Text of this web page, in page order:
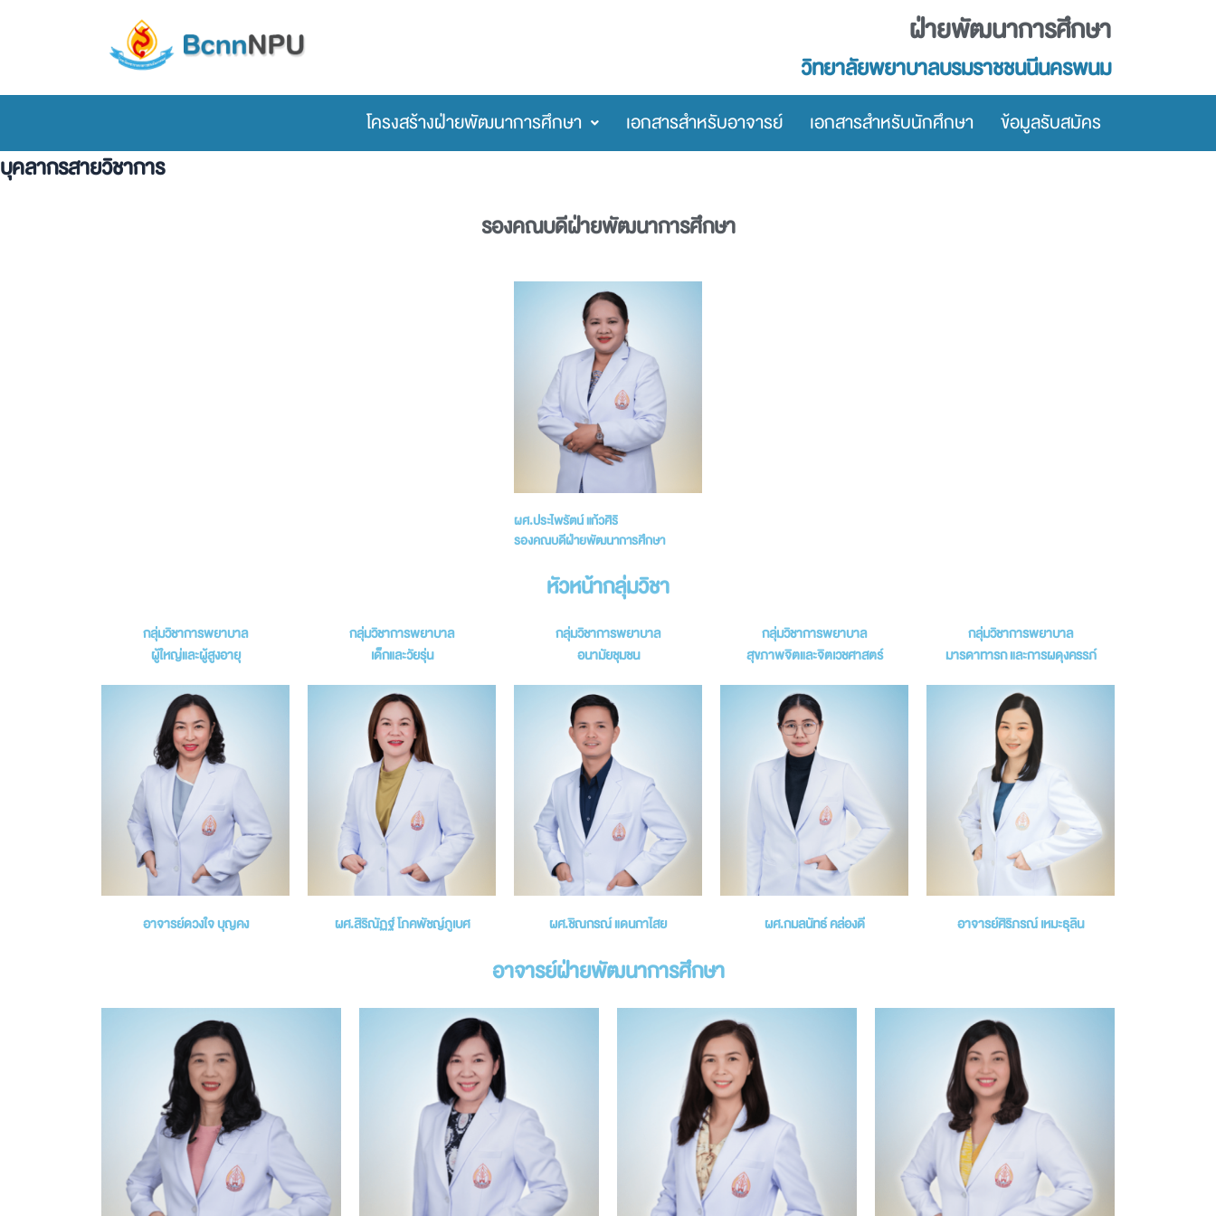
ฝ่ายพัฒนาการศึกษา
วิทยาลัยพยาบาลบรมราชชนนีนครพนม
โครงสร้างฝ่ายพัฒนาการศึกษา เอกสารสำหรับอาจารย์ เอกสารสำหรับนักศึกษา ข้อมูลรับสมัคร
บุคลากรสายวิชาการ
รองคณบดีฝ่ายพัฒนาการศึกษา
ผศ.ประไพรัตน์ แก้วศิริ
รองคณบดีฝ่ายพัฒนาการศึกษา
หัวหน้ากลุ่มวิชา
กลุ่มวิชาการพยาบาล
ผู้ใหญ่และผู้สูงอายุ
อาจารย์ดวงใจ บุญคง
กลุ่มวิชาการพยาบาล
เด็กและวัยรุ่น
ผศ.สิริณัฏฐ์ โภคพัชญ์ภูเบศ
กลุ่มวิชาการพยาบาล
อนามัยชุมชน
ผศ.ชิณกรณ์ แดนกาไสย
กลุ่มวิชาการพยาบาล
สุขภาพจิตและจิตเวชศาสตร์
ผศ.กมลนัทธ์ คล่องดี
กลุ่มวิชาการพยาบาล
มารดาทารก และการผดุงครรภ์
อาจารย์ศิริภรณ์ เหมะธุลิน
อาจารย์ฝ่ายพัฒนาการศึกษา